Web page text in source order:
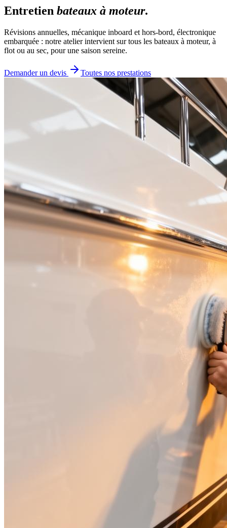
Entretien bateaux à moteur.
Révisions annuelles, mécanique inboard et hors-bord, électronique
embarquée : notre atelier intervient sur tous les bateaux à moteur, à
flot ou au sec, pour une saison sereine.
Demander un devis Toutes nos prestations